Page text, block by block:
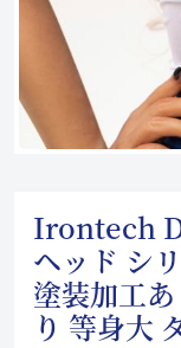
Irontech
ヘッド シ
塗装加工
り 等身大